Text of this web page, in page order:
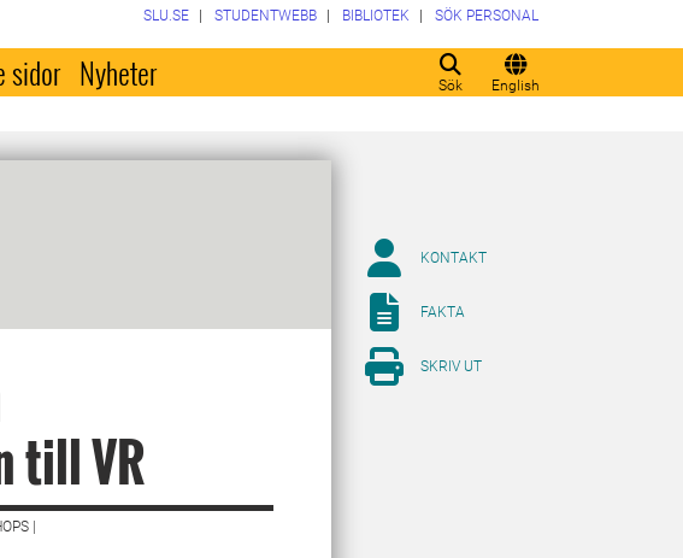
Sök English
SLU.SE STUDENTWEBB BIBLIOTEK SÖK PERSONAL
sidor Nyheter
till VR
|
KONTAKT
FAKTA
SKRIV UT